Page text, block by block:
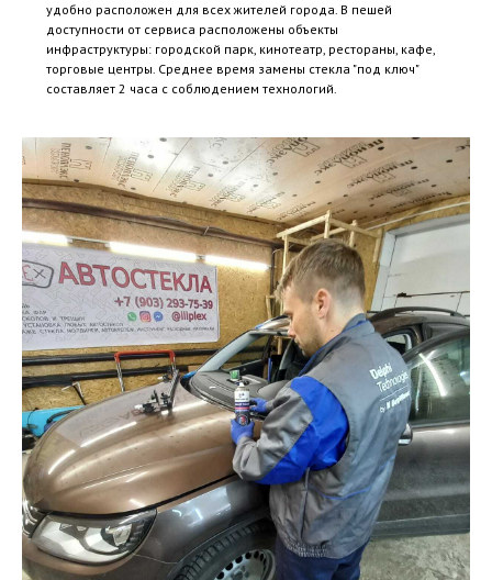
удобно расположен для всех жителей города. В пешей
доступности от сервиса расположены объекты
инфраструктуры: городской парк, кинотеатр, рестораны, кафе,
торговые центры. Среднее время замены стекла "под ключ"
составляет 2 часа с соблюдением технологий.